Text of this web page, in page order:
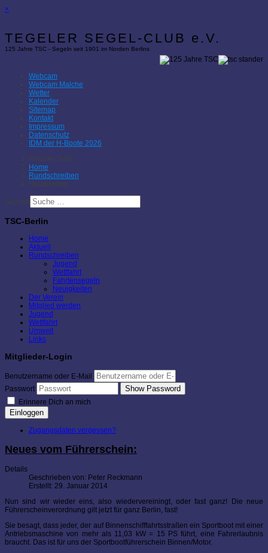
×
TEGELER SEGEL-CLUB e.V.
125 Jahre TSC - Segeln seit 1901 im Norden Berlins
Webcam
Webcam Malche
Wetter
Kalender
Sitemap
Kontakt
Impressum
Datenschutz
IDM der H-Boote 2026
Aktuelle Seite:
Home
Rundschreiben
Neuigkeiten
Suchen
TSC-Berlin
Home
Aktuell
Rundschreiben
Jugend
Wettfahrt
Fahrtensegeln
Neuigkeiten
Der Verein
Mitglied werden
Jugend
Wettfahrt
Umwelt
Links
Mitglieder-Login
Benutzername oder E-Mail
Passwort
Show Password
Erinnere Dich an mich
Einloggen
Zugangsdaten vergessen?
Neues vom Führerschein:
Details
Geschrieben von: Peter Reckmann
Erstellt: 29. Januar 2014
Nun sind wir wieder eins, also wiedervereiningt, oder fast ganz! Die neue
Führerscheinverordnung gilt jetzt für ganz Berlin, fast!
Sie besagt, dass jeder, der auf Binnenschifffahrtsstraßen ein Sportboot mit einer
Antriebsmaschine von mehr als 11,03 kW = 15 PS führt, eine Fahrerlaubnis
braucht. Das ist für uns der Sportbootführerschein Binnen/Motor.